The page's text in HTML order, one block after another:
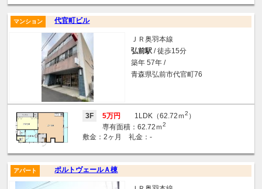
代官町ビル
マンション
ＪＲ奥羽本線
弘前駅 / 徒歩15分
築年 57年 /
青森県弘前市代官町76
3F 5万円 1LDK（62.72ｍ2 ）
専有面積：62.72ｍ2
敷金：2ヶ月 礼金：-
ポルトヴェールＡ棟
アパート